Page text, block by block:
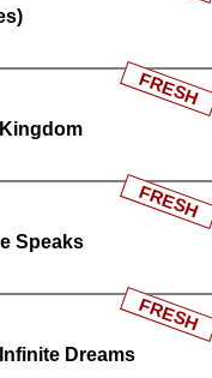
FRESH
Speaks
FRESH
Dreams
FRESH